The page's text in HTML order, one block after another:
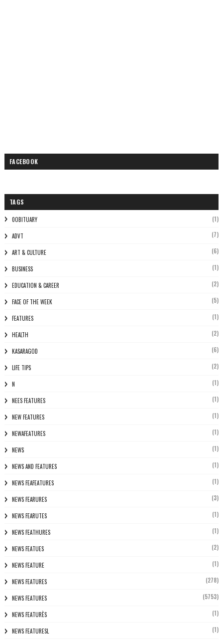
FACEBOOK
TAGS
0OBITUARY (1)
ADVT (7)
ART & CULTURE (6)
BUSINESS (1)
EDUCATION & CAREER (2)
FACE OF THE WEEK (5)
FEATURES (1)
HEALTH (2)
KASARAGOD (6)
LIFE TIPS (2)
N (1)
NEES FEATURES (1)
NEW FEATURES (1)
NEWAFEATURES (1)
NEWS (1)
NEWS AND FEATURES (1)
NEWS FEAFEATURES (1)
NEWS FEARURES (3)
NEWS FEARUTES (1)
NEWS FEATHURES (1)
NEWS FEATUES (2)
NEWS FEATURE (1)
NEWS FEATURES (278)
NEWS FEATURES (5753)
NEWS FEATURÈS (1)
NEWS FEATURESL (1)